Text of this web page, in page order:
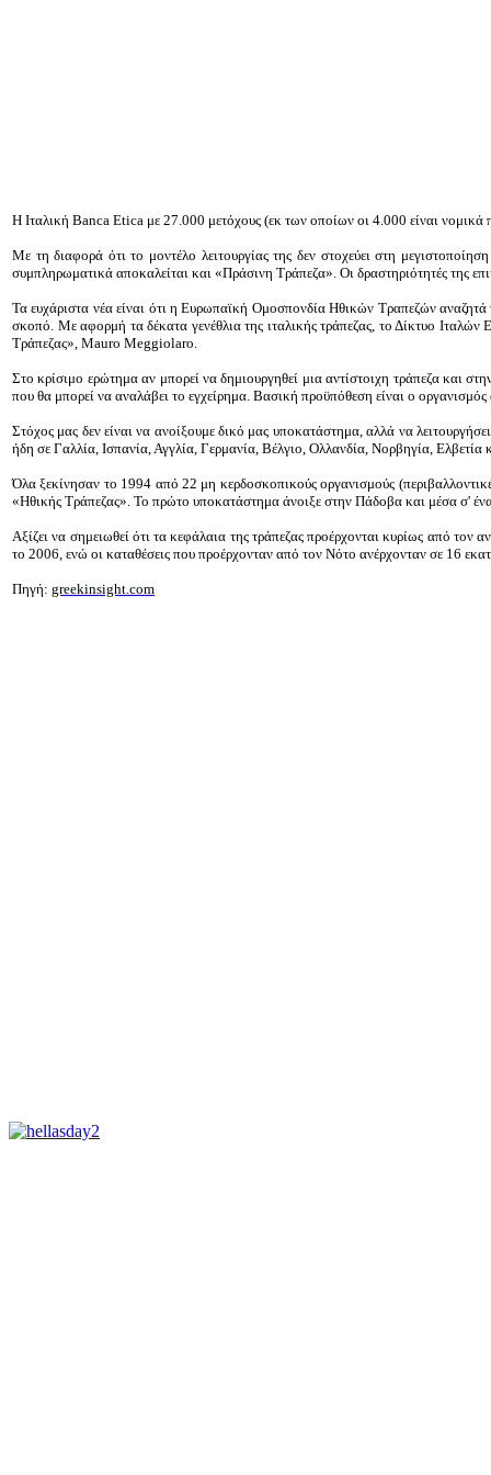
Η Ιταλική Banca Etica με 27.000 μετόχους (εκ των οποίων οι 4.000 είναι
Με τη διαφορά ότι το μοντέλο λειτουργίας της δεν στοχεύει στη
συμπληρωματικά αποκαλείται και «Πράσινη Τράπεζα». Οι δραστηριότητές της
Τα ευχάριστα νέα είναι ότι η Ευρωπαϊκή Ομοσπονδία Ηθικών Τραπεζών
σκοπό. Με αφορμή τα δέκατα γενέθλια της ιταλικής τράπεζας, το Δίκτυο
Τράπεζας», Mauro Meggiolaro.
Στο κρίσιμο ερώτημα αν μπορεί να δημιουργηθεί μια αντίστοιχη τράπεζα και
που θα μπορεί να αναλάβει το εγχείρημα. Βασική προϋπόθεση είναι ο
Στόχος μας δεν είναι να ανοίξουμε δικό μας υποκατάστημα, αλλά να
ήδη σε Γαλλία, Ισπανία, Αγγλία, Γερμανία, Βέλγιο, Ολλανδία, Νορβηγία,
Όλα ξεκίνησαν το 1994 από 22 μη κερδοσκοπικούς οργανισμούς
«Ηθικής Τράπεζας». Το πρώτο υποκατάστημα άνοιξε στην Πάδοβα και μέσα σ'
Αξίζει να σημειωθεί ότι τα κεφάλαια της τράπεζας προέρχονται κυρίως από τον
το 2006, ενώ οι καταθέσεις που προέρχονταν από τον Νότο ανέρχονταν σε 16
Πηγή: greekinsight.com